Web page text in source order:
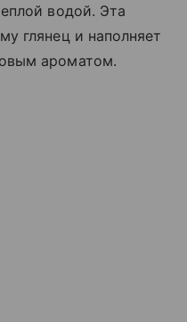
водой. Эта
глянец и наполняет
ароматом.